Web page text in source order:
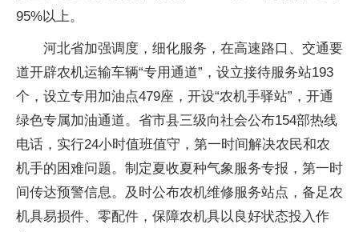
95%以上。
河北省加强调度，细化服务，在高速路口、交通要
道开辟农机运输车辆“专用通道”，设立接待服务站193
个，设立专用加油点479座，开设“农机手驿站”，开通
绿色专属加油通道。省市县三级向社会公布154部热线
电话，实行24小时值班值守，第一时间解决农民和农
机手的困难问题。制定夏收夏种气象服务专报，第一时
间传达预警信息。及时公布农机维修服务站点，备足农
机具易损件、零配件，保障农机具以良好状态投入作